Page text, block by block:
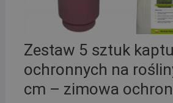
Zestaw 5 sztuk
ochronnych na
cm – zimowa